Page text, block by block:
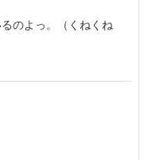
のよっ。（くねくね